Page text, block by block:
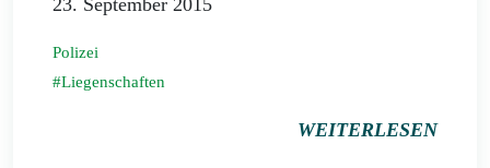
23. September 2015
Polizei
Liegenschaften
WEITERLESEN